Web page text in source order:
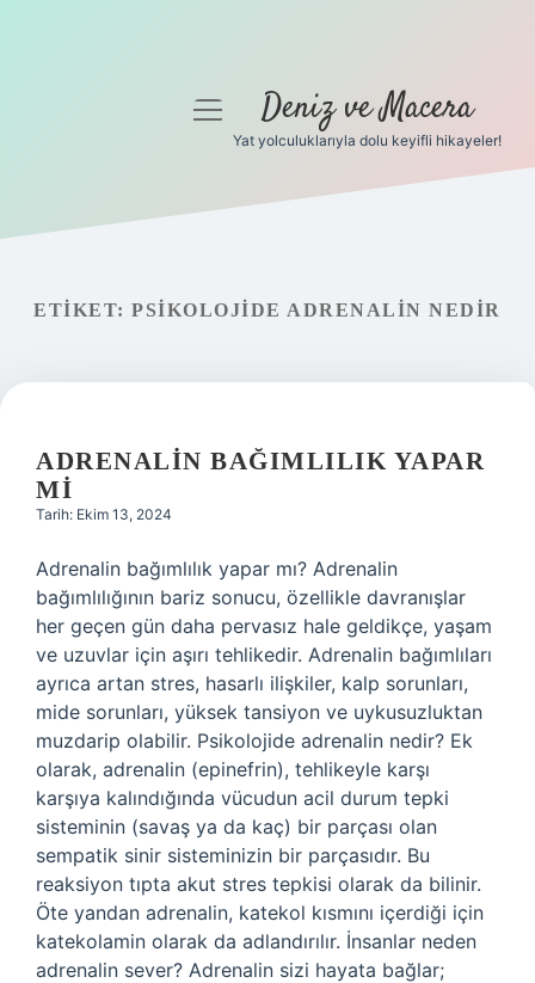
Gizlilik Politikası
menüyüDeniz ve Macera
Yat yolculuklarıyla dolu keyifli hikayeler!
ETIKET: PSIKOLOJIDE ADRENALIN NEDIR
ADRENALIN BAĞIMLILIK YAPAR
MI
Tarih: Ekim 13, 2024
Adrenalin bağımlılık yapar mı? Adrenalin
bağımlılığının bariz sonucu, özellikle davranışlar
her geçen gün daha pervasız hale geldikçe, yaşam
ve uzuvlar için aşırı tehlikedir. Adrenalin bağımlıları
ayrıca artan stres, hasarlı ilişkiler, kalp sorunları,
mide sorunları, yüksek tansiyon ve uykusuzluktan
muzdarip olabilir. Psikolojide adrenalin nedir? Ek
olarak, adrenalin (epinefrin), tehlikeyle karşı
karşıya kalındığında vücudun acil durum tepki
sisteminin (savaş ya da kaç) bir parçası olan
sempatik sinir sisteminizin bir parçasıdır. Bu
reaksiyon tıpta akut stres tepkisi olarak da bilinir.
Öte yandan adrenalin, katekol kısmını içerdiği için
katekolamin olarak da adlandırılır. İnsanlar neden
adrenalin sever? Adrenalin sizi hayata bağlar;